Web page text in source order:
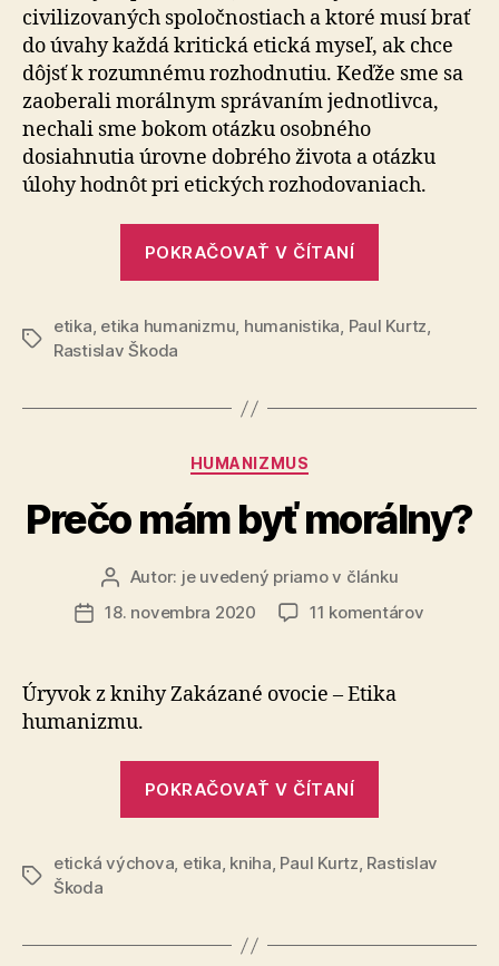
civilizovaných spoločnostiach a ktoré musí brať
do úvahy každá kritická etická myseľ, ak chce
dôjsť k rozumnému rozhodnutiu. Keďže sme sa
zaoberali morálnym správaním jednotlivca,
nechali sme bokom otázku osobného
dosiahnutia úrovne dobrého života a otázku
úlohy hodnôt pri etických rozhodovaniach.
POKRAČOVAŤ V ČÍTANÍ
Značky
etika, etika humanizmu, humanistika, Paul Kurtz,
Rastislav Škoda
Kategórie
HUMANIZMUS
Prečo mám byť morálny?
Autor
článku
Autor: je uvedený priamo v článku
Dátum
18. novembra 2020 11 komentárovna
Úryvok z knihy Zakázané ovocie – Etika
humanizmu.
POKRAČOVAŤ V ČÍTANÍ
morálny?“
Značky
etická výchova, etika, kniha, Paul Kurtz, Rastislav
Škoda